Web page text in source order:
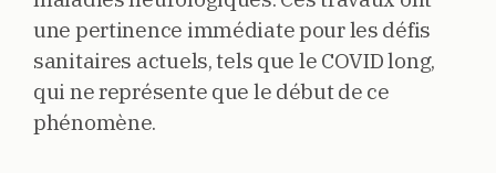
une pertinence immédiate pour les défis
sanitaires actuels, tels que le COVID long,
qui ne représente que le début de ce
phénomène.